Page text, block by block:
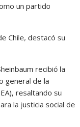
un partido
Chile, destacó su
recibió la
general de la
resaltando su
la justicia social de